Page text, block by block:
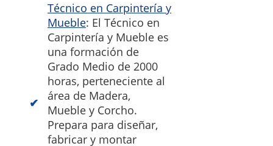
Técnico en Carpintería y
Mueble: El Técnico en
Carpintería y Mueble es
una formación de
Grado Medio de 2000
horas, perteneciente al
área de Madera,
Mueble y Corcho.
Prepara para diseñar,
fabricar y montar